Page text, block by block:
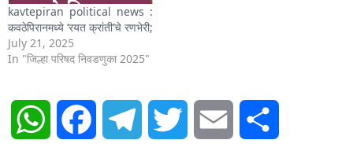
kavtepiran political news :
कवठेपिरानमध्ये ‘रयत क्रांती’चे रणभेरी;
July 21, 2025
In "जिल्हा परिषद निवडणुका 2025"
WhatsAppFacebook Telegram Twitter Email